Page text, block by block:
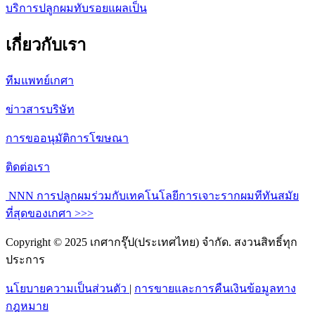
บริการปลูกผมทับรอยแผลเป็น
เกี่ยวกับเรา
ทีมแพทย์เกศา
ข่าวสารบริษัท
การขออนุมัติการโฆษณา
ติดต่อเรา
NNN การปลูกผมร่วมกับเทคโนโลยีการเจาะรากผมทีทันสมัย
ที่สุดของเกศา >>>
Copyright © 2025 เกศากรุ๊ป(ประเทศไทย) จำกัด. สงวนสิทธิ์ทุก
ประการ
นโยบายความเป็นส่วนตัว | การขายและการคืนเงินข้อมูลทาง
กฎหมาย